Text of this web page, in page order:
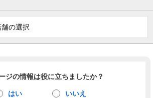
舗の選択
ジの情報は役に立ちましたか？
はい いいえ